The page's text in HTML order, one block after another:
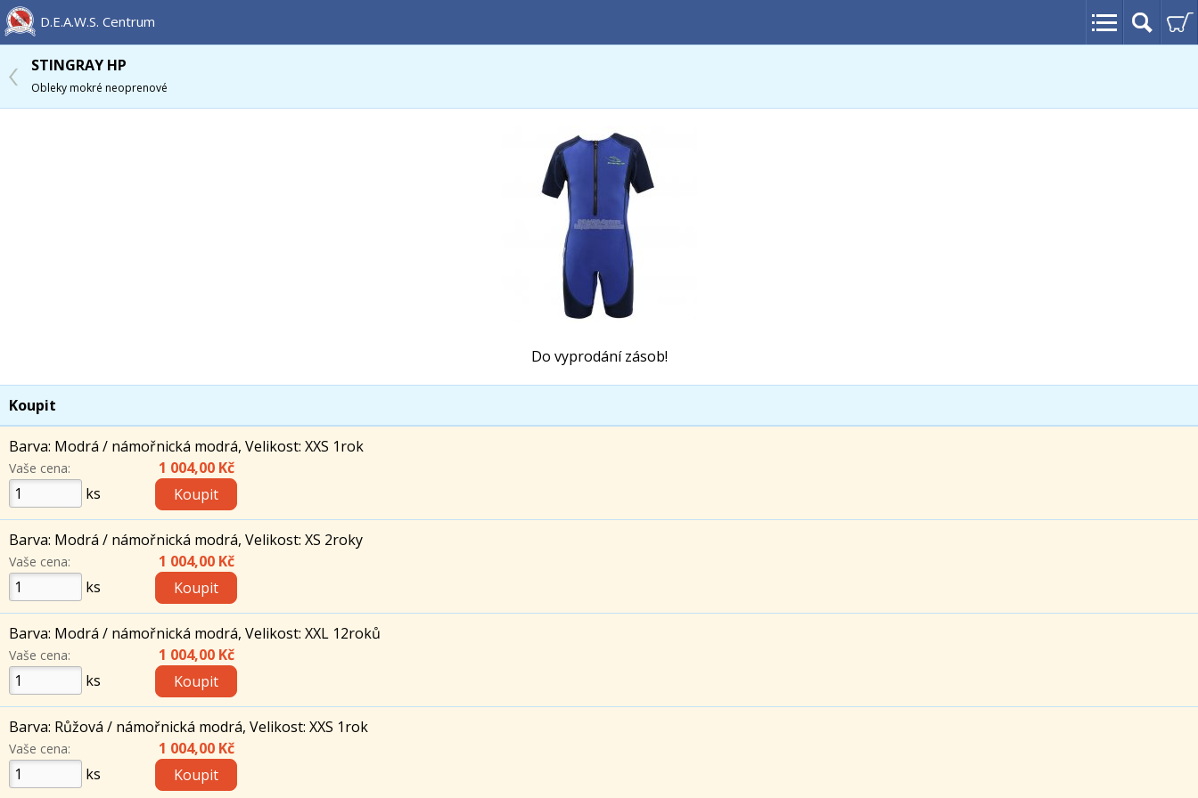
D.E.A.W.S. Centrum
STINGRAY HP
Obleky mokré neoprenové
Do vyprodání zásob!
Koupit
Barva: Modrá / námořnická modrá, Velikost: XXS 1rok
Vaše cena:
ks
1 004,00 Kč
Barva: Modrá / námořnická modrá, Velikost: XS 2roky
Vaše cena:
ks
1 004,00 Kč
Barva: Modrá / námořnická modrá, Velikost: XXL 12roků
Vaše cena:
ks
1 004,00 Kč
Barva: Růžová / námořnická modrá, Velikost: XXS 1rok
Vaše cena:
ks
1 004,00 Kč